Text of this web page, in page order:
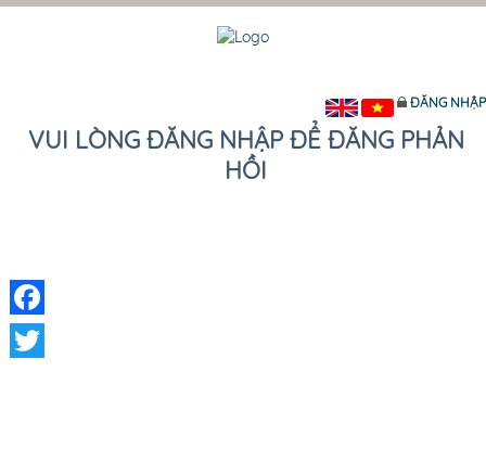
ĐĂNG NHẬP
VUI LÒNG ĐĂNG NHẬP ĐỂ ĐĂNG PHẢN
HỒI
Facebook